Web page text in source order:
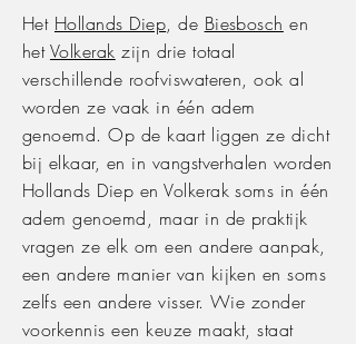
Het Hollands Diep, de Biesbosch en
hetVolkerak zijn drie totaal
verschillende roofviswateren, ook al
worden ze vaak in één adem
genoemd. Op de kaart liggen ze dicht
bij elkaar, en in vangstverhalen worden
Hollands Diep en Volkerak soms in één
adem genoemd, maar in de praktijk
vragen ze elk om een andere aanpak,
een andere manier van kijken en soms
zelfs een andere visser. Wie zonder
voorkennis een keuze maakt, staat